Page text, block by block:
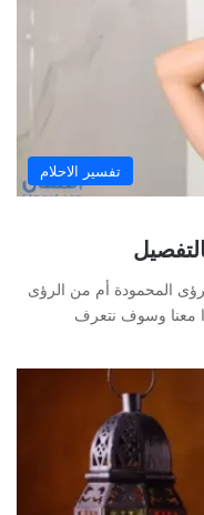
تفسير الاحلام
المحمودة أم من الرؤى
معنا وسوف نتعرف